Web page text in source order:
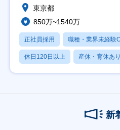
東京都
850万~1540万
正社員採用 職種・業界未経験
休日120日以上 産休・育休あり
新